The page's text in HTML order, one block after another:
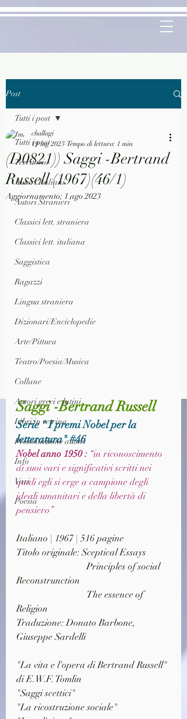
Post
Tutti i post
Territorio
Autori Italiani
Autori Stranieri
Classici lett. straniera
Classici lett. italiana
Saggistica
Ragazzi
Lingua straniera
Dizionari/Enciclopedie
Arte/Pittura
Teatro/Poesia/Musica
Collane
Autori greci e latini
Libri in vetrina
Presentazione autori
Info
Vari
Poesia
Tutti i post
(D0821)) Saggi -Bertrand
Russell (1967)(46/1)
challagi
19 lug 2023 Tempo di lettura: 1 min
Aggiornamento: 1 ago 2023
Saggi -Bertrand Russell
Serie " I premi Nobel per la
letteratura" #46
Nobel anno 1950 : “in riconoscimento
ai suoi vari e significativi scritti nei
quali egli si erge a campione degli
ideali umanitari e della libertà di
pensiero”
Italiano | 1967 | 516 pagine
Titolo originale: Sceptical Essays
			Principles of social
Reconstrunction
Religion
Traduzione: Donato Barbone,
Giuseppe Sardelli
"La vita e l'opera di Bertrand Russell"
di E.W.F. Tomlin
"Saggi scettici"
"La ricostruzione sociale"